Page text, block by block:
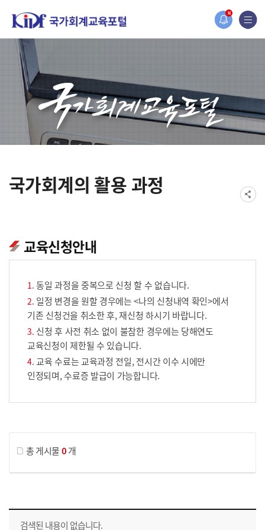
N
홈페이지가 새롭게 개편되었습니다.
한국조세재정연구원홈페이지가 새롭게 개설되었습니다.
국가회계의 활용 과정
교육신청안내
동일 과정을 중복으로 신청 할 수 없습니다.
일정 변경을 원할 경우에는 <나의 신청내역 확인>에서
기존 신청건을 취소한 후, 재신청 하시기 바랍니다.
신청 후 사전 취소 없이 불참한 경우에는 당해연도
교육신청이 제한될 수 있습니다.
교육 수료는 교육과정 전일, 전시간 이수 시에만
인정되며, 수료증 발급이 가능합니다.
총 게시물0개
교육신청 목록을 나타낸 표로 회차, 지역, 접수기간, 교육기간, 교육장소, 신청인원/모집인원, 상태로 나뉘어 설명합니다.
검색된 내용이 없습니다.